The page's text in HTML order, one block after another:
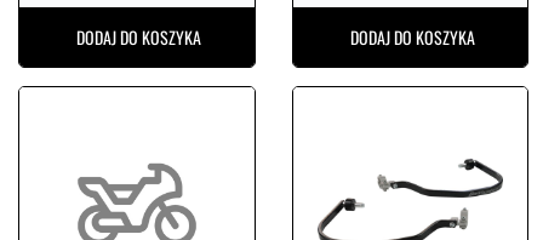
DODAJ DO KOSZYKA DODAJ DO KOSZYKA